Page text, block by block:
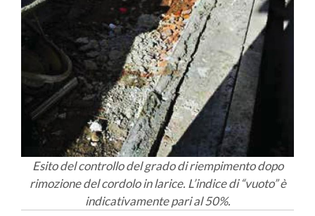
Esito del controllo del grado di riempimento dopo
rimozione del cordolo in larice. L’indice di “vuoto” è
indicativamente pari al 50%.